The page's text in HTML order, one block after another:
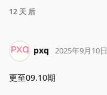
12 天 后
pxq 2025年9月10日
更至09.10期